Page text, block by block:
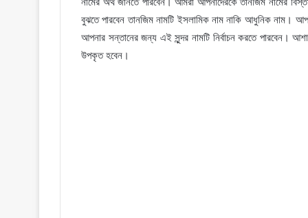
বুঝতে পারবেন তানজিম নামটি ইসলামিক নাম নাকি আধুনিক নাম।
আপনার সন্তানের জন্য এই সুন্দর নামটি নির্বাচন করতে পারবেন।
উপকৃত হবেন।